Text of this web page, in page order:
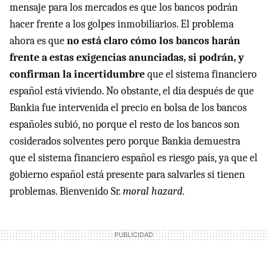
mensaje para los mercados es que los bancos podrán
hacer frente a los golpes inmobiliarios. El problema
ahora es queno está claro cómo los bancos harán
frente a estas exigencias anunciadas, si podrán, y
confirman la incertidumbreque el sistema financiero
español está viviendo. No obstante, el día después de que
Bankia fue intervenida el precio en bolsa de los bancos
españoles subió, no porque el resto de los bancos son
cosiderados solventes pero porque Bankia demuestra
que el sistema financiero español es riesgo país, ya que el
gobierno español está presente para salvarles si tienen
problemas. Bienvenido Sr.moral hazard.